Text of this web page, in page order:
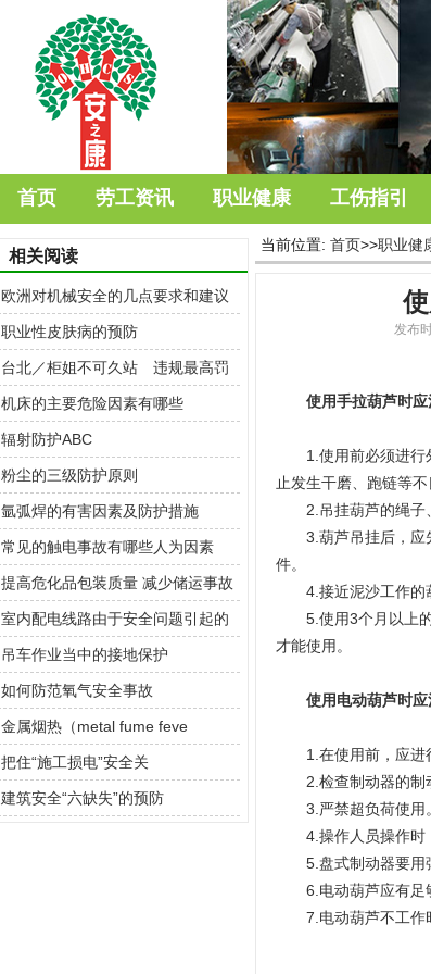
首页 劳工资讯 职业健康 工伤指引
当前位置: 首页>>职业健
发布
使用手拉葫芦时应
1.使用前必须进行外
止发生干磨、跑链等不
2.吊挂葫芦的绳子、
3.葫芦吊挂后，应先
件。
4.接近泥沙工作的葫
5.使用3个月以上的
才能使用。
使用电动葫芦时应
1.在使用前，应进
2.检查制动器的制动
3.严禁超负荷使用。
4.操作人员操作时，
5.盘式制动器要用弹
6.电动葫芦应有足够
7.电动葫芦不工作时
相关阅读
欧洲对机械安全的几点要求和建议
职业性皮肤病的预防
台北／柜姐不可久站 违规最高罚
15万
机床的主要危险因素有哪些
辐射防护ABC
粉尘的三级防护原则
氩弧焊的有害因素及防护措施
常见的触电事故有哪些人为因素
提高危化品包装质量 减少储运事故
室内配电线路由于安全问题引起的
故障有哪些
吊车作业当中的接地保护
如何防范氧气安全事故
金属烟热（metal fume feve
把住“施工损电”安全关
建筑安全“六缺失”的预防